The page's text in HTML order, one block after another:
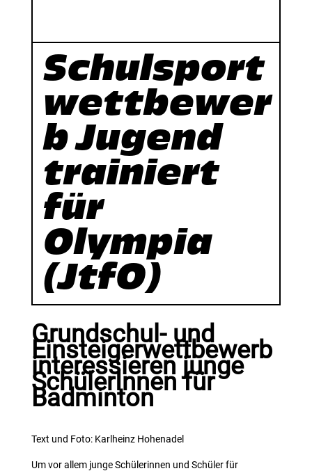
Schulsport
wettbewer
b Jugend
trainiert
für
Olympia
(JtfO)
Grundschul- und
Einsteigerwettbewerb
interessieren junge
SchülerInnen für
Badminton
Text und Foto: Karlheinz Hohenadel
Um vor allem junge Schülerinnen und Schüler für